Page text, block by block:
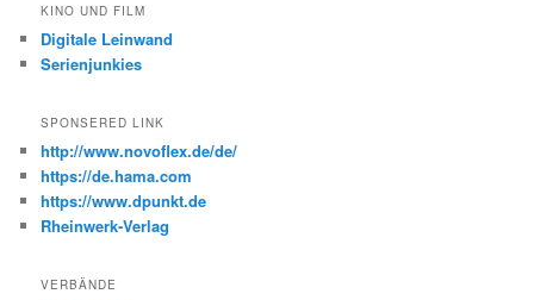
KINO UND FILM
Digitale Leinwand
Serienjunkies
SPONSERED LINK
http://www.novoflex.de/de/
https://de.hama.com
https://www.dpunkt.de
Rheinwerk-Verlag
VERBÄNDE